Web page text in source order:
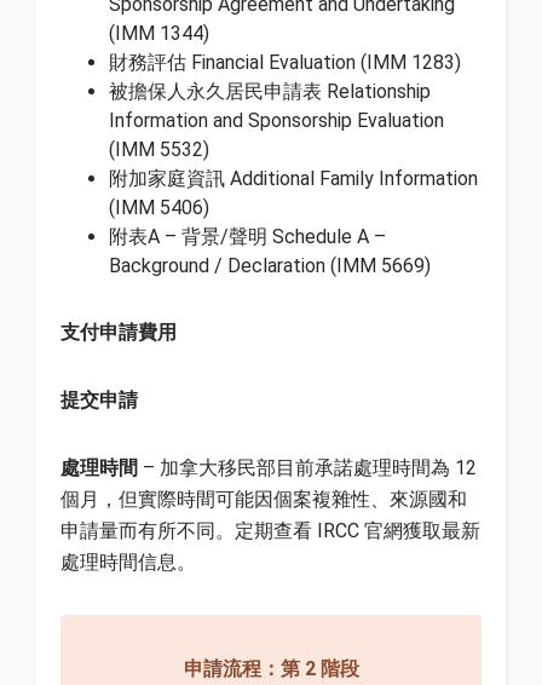
(IMM 1344)
財務評估 Financial Evaluation (IMM 1283)
被擔保人永久居民申請表 Relationship
Information and Sponsorship Evaluation
(IMM 5532)
附加家庭資訊 Additional Family Information
(IMM 5406)
附表A – 背景/聲明 Schedule A –
Background / Declaration (IMM 5669)
支付申請費用
提交申請
處理時間 – 加拿大移民部目前承諾處理時間為 12
個月，但實際時間可能因個案複雜性、來源國和
申請量而有所不同。定期查看 IRCC 官網獲取最新
處理時間信息。
申請流程：第 2 階段